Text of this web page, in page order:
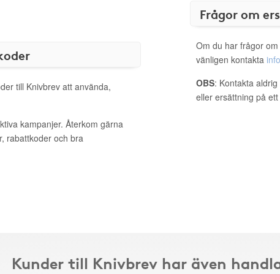
till Knivbrev att använda,
kampanjer. Återkom gärna
rabattkoder och bra
Frågor om
Om du har frågor
vänligen kontakta
OBS: Kontakta
eller ersättning på
Kunder till Knivbrev har även